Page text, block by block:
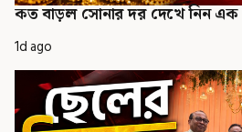
কত বাড়ল সোনার দর দেখে নিন
1d ago